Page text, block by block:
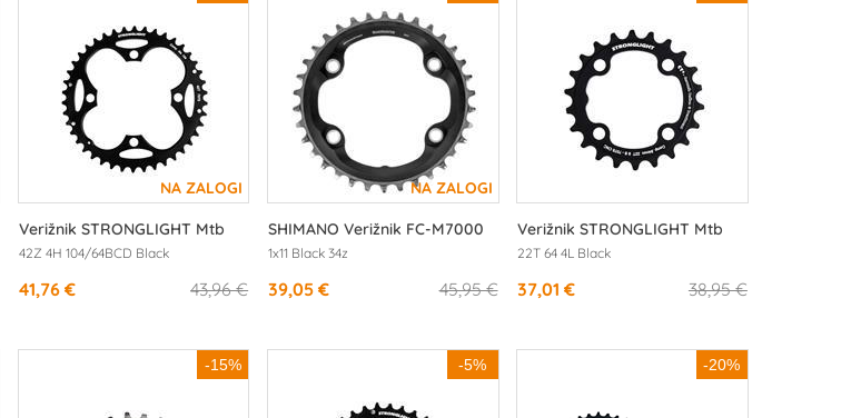
Verižnik STRONGLIGHT Mtb
42Z 4H 104/64BCD Black
43,96 €
41,76 €
SHIMANO Verižnik FC-M7000
1x11 Black 34z
45,95 €
39,05 €
Verižnik STRONGLIGHT Mtb
22T 64 4L Black
38,95 €
37,01 €
-15% -5% -20%